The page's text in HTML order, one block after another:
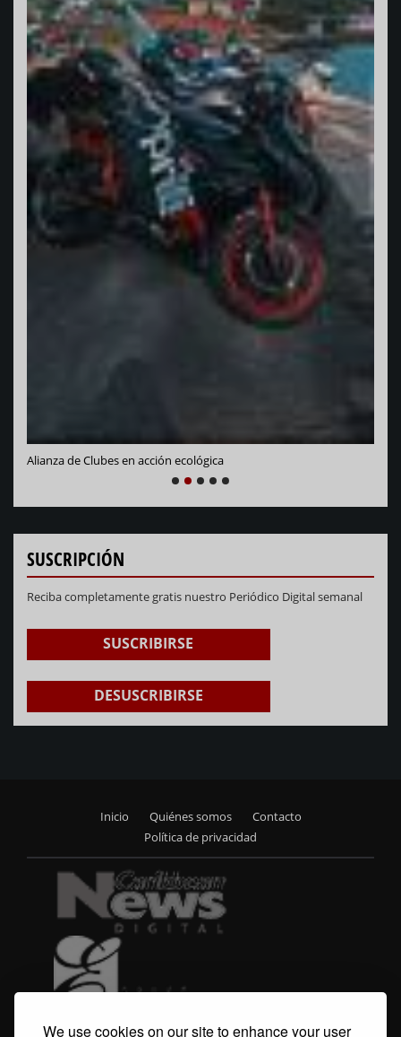
We use cookies on our site to enhance your user
Alianza de Clubes en acción ecológica
PREVIOUS
SUSCRIPCIÓN
Reciba completamente gratis nuestro Periódico Digital semanal
SUSCRIBIRSE
DESUSCRIBIRSE
menu
Inicio Quiénes somos
Contacto
Política de privacidad